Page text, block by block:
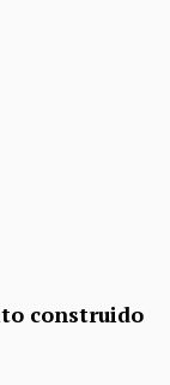
construido